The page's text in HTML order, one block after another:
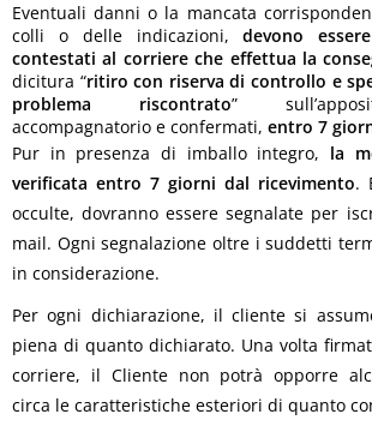
Eventuali danni o la mancata
colli o delle indicazioni,devono
contestati al corriere che effettua la
dicitura “ritiro con riserva di controllo e
problema riscontrato”
accompagnatorio e confermati, entro 7
Pur in presenza di imballo integro, la
verificata entro 7 giorni dal ricevimento.
occulte, dovranno essere segnalate per
mail. Ogni segnalazione oltre i suddetti
in considerazione.
Per ogni dichiarazione, il cliente si
piena di quanto dichiarato. Una volta
corriere, il Cliente non potrà opporre
circa le caratteristiche esteriori di quanto